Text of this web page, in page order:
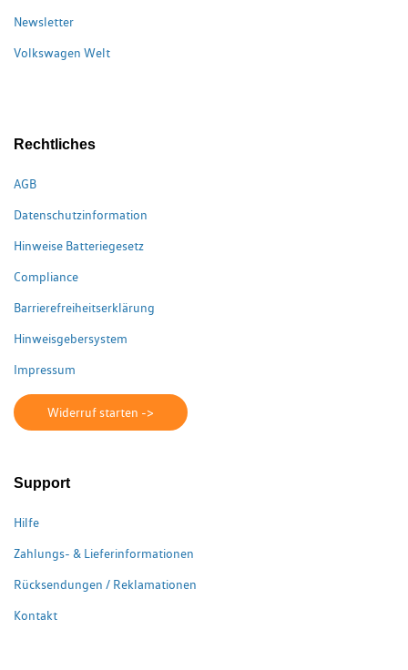
Newsletter
Volkswagen Welt
Rechtliches
AGB
Datenschutzinformation
Hinweise Batteriegesetz
Compliance
Barrierefreiheitserklärung
Hinweisgebersystem
Impressum
Widerruf starten ->
Support
Hilfe
Zahlungs- & Lieferinformationen
Rücksendungen / Reklamationen
Kontakt